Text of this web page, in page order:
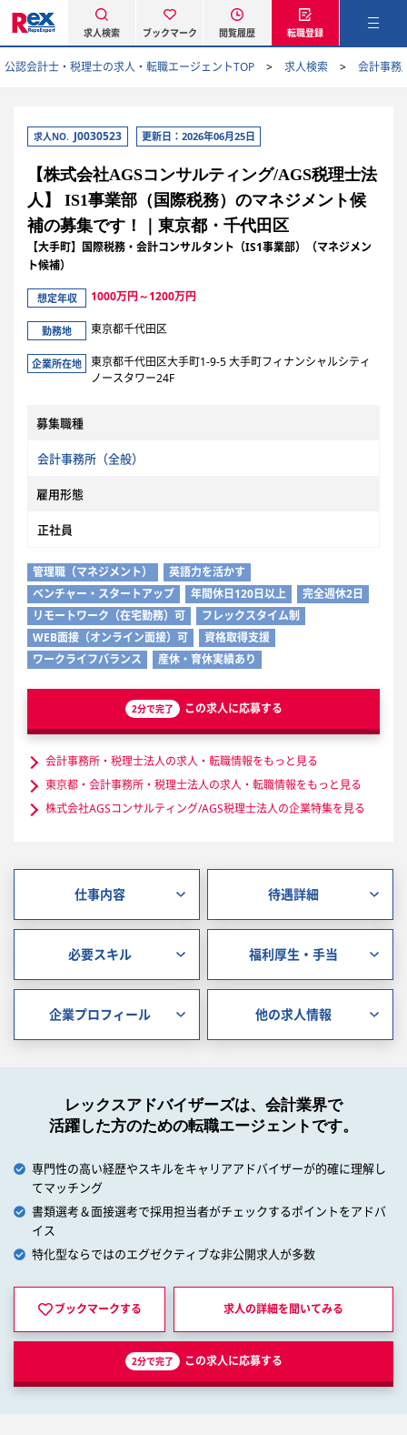
求人検索 ブックマーク 閲覧履歴 転職登録
公認会計士・税理士の求人・転職エージェントTOP 求人検索 会計事務
求人NO. J0030523 更新日：2026年06月25日
【株式会社AGSコンサルティング/AGS税理士法
人】 IS1事業部（国際税務）のマネジメント候
補の募集です！｜東京都・千代田区
【大手町】国際税務・会計コンサルタント（IS1事業部）（マネジメン
ト候補）
想定年収 1000万円～1200万円
勤務地 東京都千代田区
企業所在地
東京都千代田区大手町1-9-5 大手町フィナンシャルシティ
ノースタワー24F
募集職種
会計事務所（全般）
雇用形態
正社員
管理職（マネジメント）
英語力を活かす
ベンチャー・スタートアップ
年間休日120日以上
完全週休2日
リモートワーク（在宅勤務）可
フレックスタイム制
WEB面接（オンライン面接）可
資格取得支援
ワークライフバランス
産休・育休実績あり
2分で完了 この求人に応募する
会計事務所・税理士法人の求人・転職情報をもっと見る
東京都・会計事務所・税理士法人の求人・転職情報をもっと見る
株式会社AGSコンサルティング/AGS税理士法人の企業特集を見る
仕事内容 待遇詳細
必要スキル 福利厚生・手当
企業プロフィール 他の求人情報
レックスアドバイザーズは、会計業界で
活躍した方のための転職エージェントです。
専門性の高い経歴やスキルをキャリアアドバイザーが的確に理解し
てマッチング
書類選考＆面接選考で採用担当者がチェックするポイントをアドバ
イス
特化型ならではのエグゼクティブな非公開求人が多数
ブックマークする 求人の詳細を聞いてみる
2分で完了 この求人に応募する